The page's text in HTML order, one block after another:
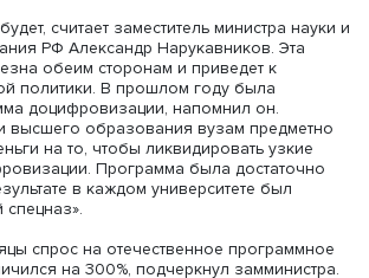
его в сфере создания и
— в сфере безопасности.
open source в 2022 году составит 30
из лидеров этого процесса являются
модератор. 73% вузов
разрабатывают ПО с открытым кодом,
в себе искусственный интеллект.
ли университеты в дальнейшем
IT-компаниями, задал он вопрос